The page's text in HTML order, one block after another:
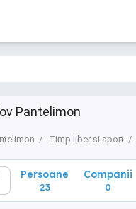
Pantelimon
Timp liber si sport
Persoane
23
Companii
0